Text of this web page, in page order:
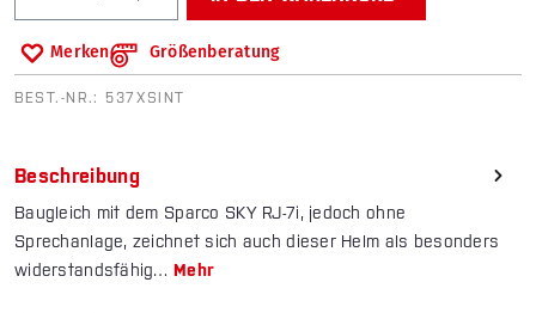
Merken Größenberatung
BEST.-NR.: 537XSINT
Beschreibung
Baugleich mit dem Sparco SKY RJ-7i, jedoch ohne
Sprechanlage, zeichnet sich auch dieser Helm als besonders
widerstandsfähig…Mehr